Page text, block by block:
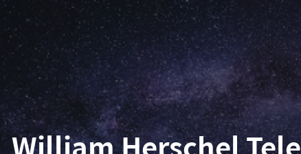
William Herschel